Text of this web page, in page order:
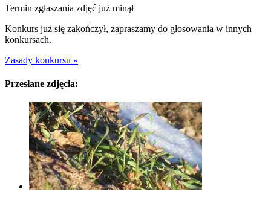
Termin zgłaszania zdjęć już minął
Konkurs już się zakończył, zapraszamy do głosowania w innych
konkursach.
Zasady konkursu »
Przesłane zdjęcia: